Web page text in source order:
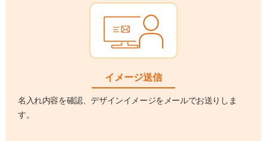
イメージ送信
名入れ内容を確認、デザインイメージをメールでお送りしま
す。